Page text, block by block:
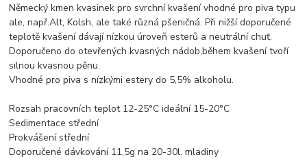
Německý kmen kvasinek pro svrchní kvašení vhodné pro piva typu
ale, např.Alt, Kolsh, ale také různá pšeničná. Při nižší doporučené
teplotě kvašení dávají nízkou úroveň esterů a neutrální chuť.
Doporučeno do otevřených kvasných nádob,během kvašení tvoří
silnou kvasnou pěnu.
Vhodné pro piva s nízkými estery do 5,5% alkoholu.
Rozsah pracovních teplot 12-25°C ideální 15-20°C
Sedimentace střední
Prokvášení střední
Doporučené dávkování 11,5g na 20-30l. mladiny